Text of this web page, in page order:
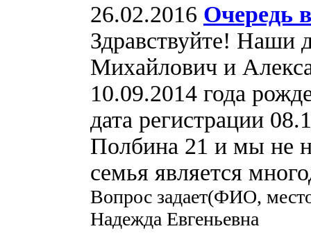
26.02.2016 Очередь
Здравствуйте! Наши
Михайлович и
10.09.2014 года
дата регистрации
Полбина 21 и мы не
семья является
Вопрос задает(ФИО,
Надежда Евгеньевна